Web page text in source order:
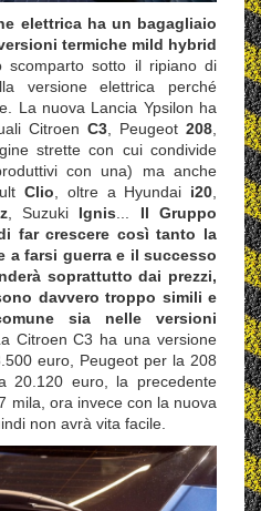
elettrica ha un bagagliaio
termiche mild hybrid
scomparto sotto il ripiano di
versione elettrica perché
La nuova Lancia Ypsilon ha
Citroen C3 , Peugeot 208
strette con cui condivide
con una) ma anche
Clio , oltre a Hyundai i20
, Suzuki Ignis
Il Gruppo
far crescere così tanto la
a farsi guerra e il successo
soprattutto dai prezzi,
davvero troppo simili e
sia nelle versioni
Citroen C3 ha una versione
euro, Peugeot per la 208
20.120 euro, la precedente
mila, ora invece con la nuova
non avrà vita facile.